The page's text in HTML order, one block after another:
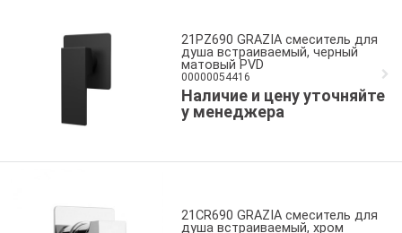
21PZ690 GRAZIA смеситель для
душа встраиваемый, черный
матовый PVD
00000054416
Наличие и цену уточняйте
у менеджера
21CR690 GRAZIA смеситель для
душа встраиваемый, хром